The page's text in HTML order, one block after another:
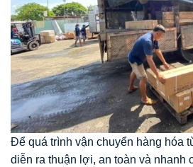
Để quá trình vận chuyển hàng hóa
diễn ra thuận lợi, an toàn và nhanh